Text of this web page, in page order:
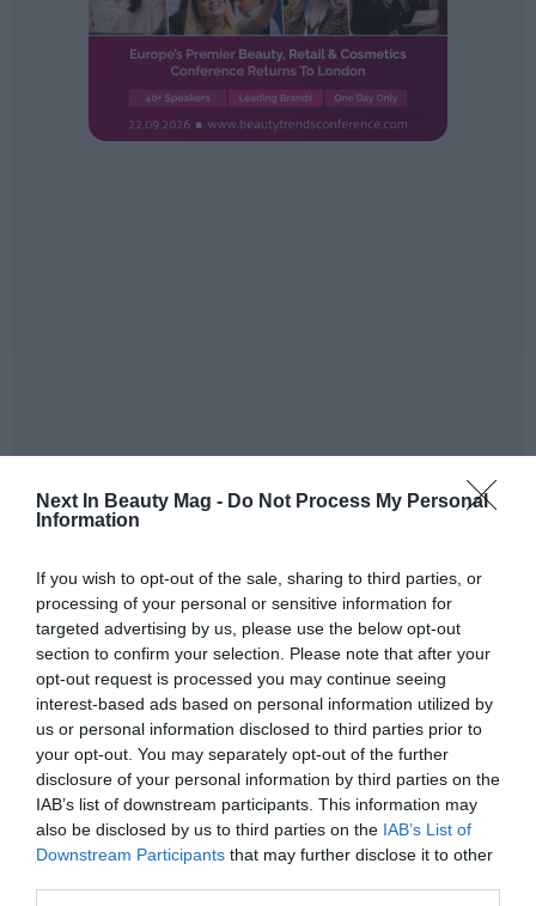
Next In Beauty Mag - Do Not Process My Personal
Information
If you wish to opt-out of the sale, sharing to third parties, or
processing of your personal or sensitive information for
targeted advertising by us, please use the below opt-out
section to confirm your selection. Please note that after your
opt-out request is processed you may continue seeing
interest-based ads based on personal information utilized by
us or personal information disclosed to third parties prior to
your opt-out. You may separately opt-out of the further
disclosure of your personal information by third parties on the
IAB’s list of downstream participants. This information may
also be disclosed by us to third parties on the IAB’s List of
Downstream Participants that may further disclose it to other
La Comisión cometió unerror manifiestoal evaluar
la fiabilidad de los estudios científicos en que se basó
la clasificación.
La clasificación aplicada no se limitaba a una
intrínseca
de la sustancia, sino a
condiciones específicas (forma, tamaño,
concentración, sobrecarga pulmonar), lo cual no se
ajusta al Reglamento CLP.
Confirmación del TJUE (agosto 2025)